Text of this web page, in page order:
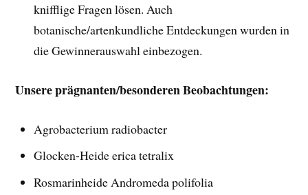
knifflige Fragen lösen. Auch
botanische/artenkundliche Entdeckungen wurden in
die Gewinnerauswahl einbezogen.
Unsere prägnanten/besonderen Beobachtungen:
Agrobacterium radiobacter
Glocken-Heide erica tetralix
Rosmarinheide Andromeda polifolia